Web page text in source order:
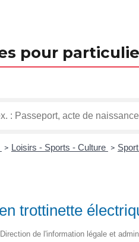
pour
> Loisirs - Sports - Culture > Sport
trottinette
de l'information légale et